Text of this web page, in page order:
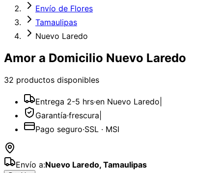
Envío de Flores
Tamaulipas
Nuevo Laredo
Amor a Domicilio Nuevo Laredo
32 productos disponibles
Entrega 2-5 hrs·en Nuevo Laredo
Garantía·frescura
Pago seguro·SSL · MSI
Envío a:Nuevo Laredo, Tamaulipas